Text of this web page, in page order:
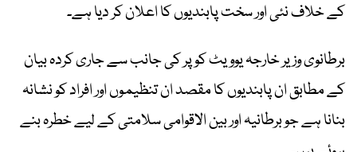
کے خلاف نئی اور سخت پابندیوں کا اعلان کر دیا ہے۔
برطانوی وزیر خارجہ یوویٹ کوپر کی جانب سے جاری کردہ بیان
کے مطابق ان پابندیوں کا مقصد ان تنظیموں اور افراد کو نشانہ
بنانا ہے جو برطانیہ اور بین الاقوامی سلامتی کے لیے خطرہ بنے